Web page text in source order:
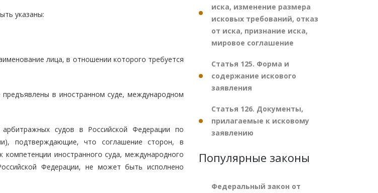
указаны:
лица, в отношении которого требуется
в иностранном суде, международном
судов в Российской Федерации по
подтверждающие, что соглашение сторон, в
иностранного суда, международного
Федерации, не может быть исполнено
иска, изменение размера
исковых требований, отказ
от иска, признание иска,
мировое соглашение
Статья 125. Форма и
содержание искового
заявления
Статья 126. Документы,
прилагаемые к исковому
заявлению
Популярные законы
Федеральный закон от